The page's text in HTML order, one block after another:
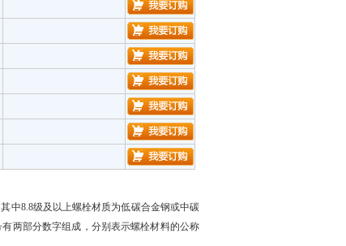
中8.8级及以上螺栓材质为低碳合金钢或中碳
两部分数字组成，分别表示螺栓材料的公称